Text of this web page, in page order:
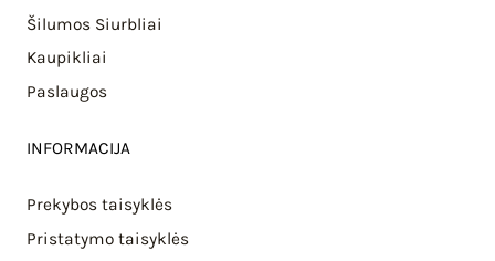
Šilumos Siurbliai
Kaupikliai
Paslaugos
INFORMACIJA
Prekybos taisyklės
Pristatymo taisyklės